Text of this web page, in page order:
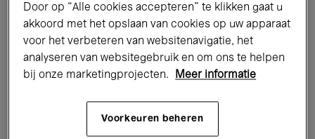
Tentoonstellingen Films
Performances Lezingen & Debatten
Jazz Klassieke Muziek Global Music
Elektronische Muziek
Door op “Alle cookies accepteren” te klikken gaat u
akkoord met het opslaan van cookies op uw apparaat
voor het verbeteren van websitenavigatie, het
analyseren van websitegebruik en om ons te helpen
bij onze marketingprojecten.
Meer informatie
Voorkeuren beheren